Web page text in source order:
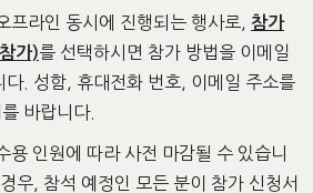
라인 동시에 진행되는 행사로, 참가
가)를 선택하시면 참가 방법을 이메일
다. 성함, 휴대전화 번호, 이메일 주소를
바랍니다.
인원에 따라 사전 마감될 수 있습니
우, 참석 예정인 모든 분이 참가 신청서